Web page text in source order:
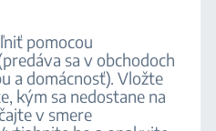
pomocou
sa v obchodoch
a domácnosť). Vložte
kým sa nedostane na
v smere